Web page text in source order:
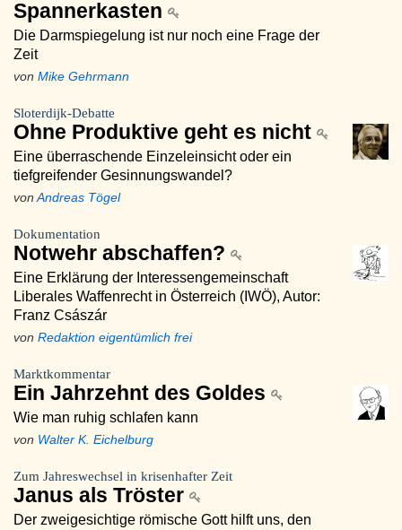
Spannerkasten
Die Darmspiegelung ist nur noch eine Frage der
Zeit
von Mike Gehrmann
Sloterdijk-Debatte
Ohne Produktive geht es nicht
Eine überraschende Einzeleinsicht oder ein
tiefgreifender Gesinnungswandel?
von Andreas Tögel
Dokumentation
Notwehr abschaffen?
Eine Erklärung der Interessengemeinschaft
Liberales Waffenrecht in Österreich (IWÖ), Autor:
Franz Császár
von Redaktion eigentümlich frei
Marktkommentar
Ein Jahrzehnt des Goldes
Wie man ruhig schlafen kann
von Walter K. Eichelburg
Zum Jahreswechsel in krisenhafter Zeit
Janus als Tröster
Der zweigesichtige römische Gott hilft uns, den